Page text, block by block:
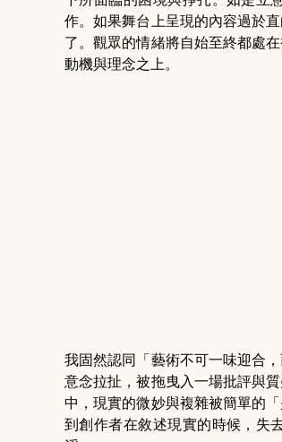
作。如果舞台上呈現的內容過於
了。觀眾的情緒將自始至終都處
動機與理念之上。
我固然認同「藝術不可一味迎合
意念拉扯，被拖曳入一場批評與
中，現實的微妙與複雜被簡單的
到創作者在敘述現實的時候，失